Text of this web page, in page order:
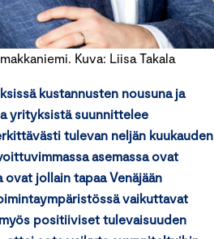
Kuva: Liisa Takala
kustannusten nousuna ja
yrityksistä suunnittelee
tulevan neljän kuukauden
asemassa ovat
jollain tapaa Venäjään
vaikuttavat
positiiviset tulevaisuuden